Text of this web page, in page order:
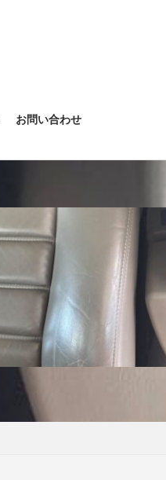
お問い合わせ